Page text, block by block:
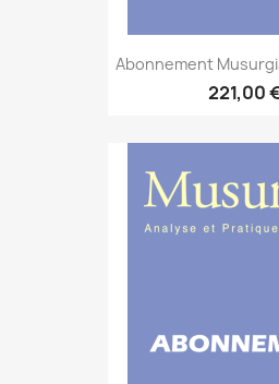
Abonnement
221,00